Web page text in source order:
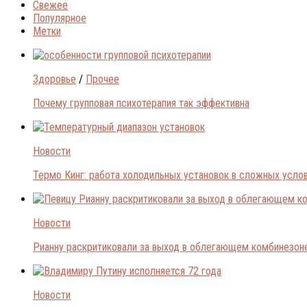
Свежее
Популярное
Метки
Здоровье / Прочее
Почему групповая психотерапия так эффективна
Новости
Термо Кинг: работа холодильных установок в сложных
Новости
Рианну раскритиковали за выход в облегающем
Новости